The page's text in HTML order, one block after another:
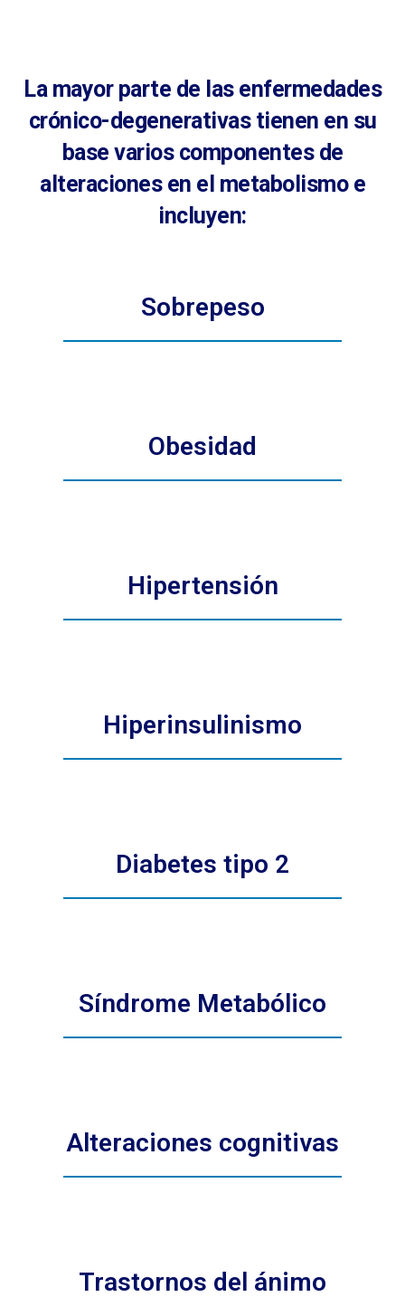
La mayor parte de las enfermedades
crónico-degenerativas tienen en su
base varios componentes de
alteraciones en el metabolismo e
incluyen:
Sobrepeso
Obesidad
Hipertensión
Hiperinsulinismo
Diabetes tipo 2
Síndrome Metabólico
Alteraciones cognitivas
Trastornos del ánimo